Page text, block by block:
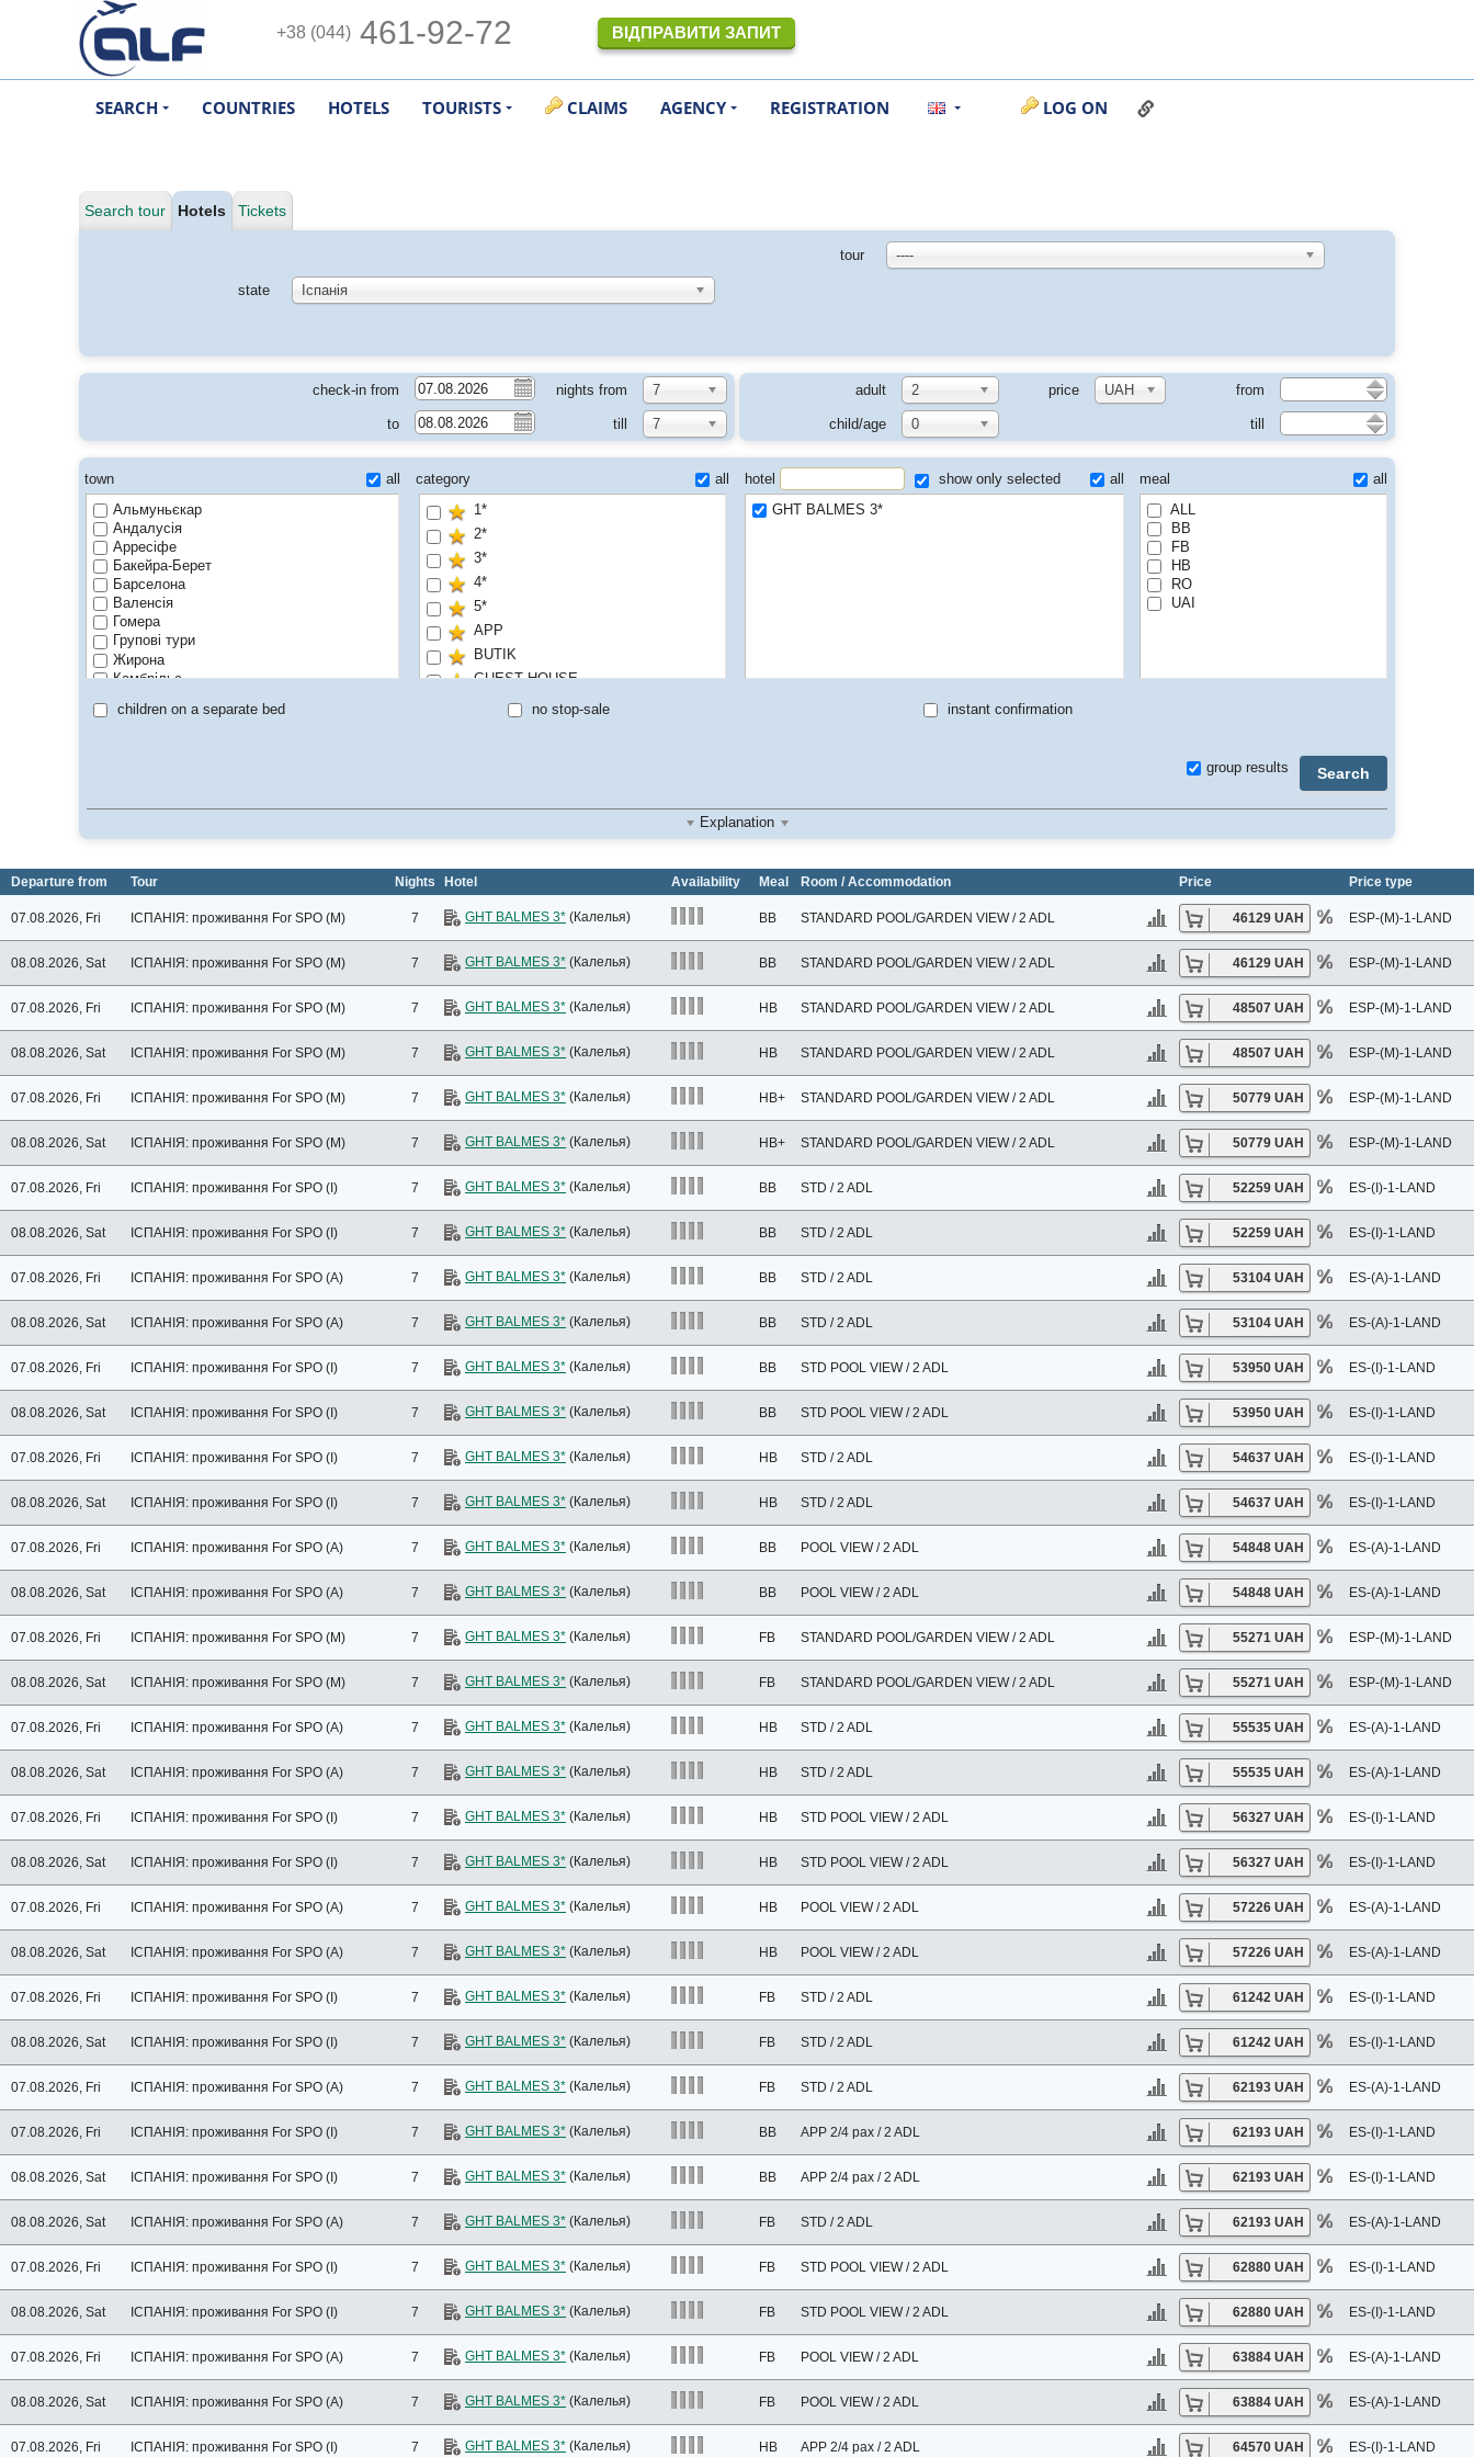
+38 (044) 461-92-72 ВІДПРАВИТИ ЗАПИТ
SEARCH COUNTRIES HOTELS TOURISTS CLAIMS AGENCY REGISTRATION LOG ON
Search tour Hotels Tickets
state Іспанія
tour ----
check-in from nights from 7
to till 7
adult 2 price UAH from
child/age 0 till
town
all
Альмуньєкар
Андалусія
Арресіфе
Бакейра-Берет
Барселона
Валенсія
Гомера
Групові тури
Жирона
Камбрільс
Коста Брава
Мадрид
о. Гран-Канарія
о. Ібіца
о. Майорка
о. Тенеріфе
о. Фуертевентура
category
all
1*
2*
3*
4*
5*
APP
BUTIK
GUEST HOUSE
HOSTEL
Waterslides
Youth
hotel show only selected
all
GHT BALMES 3*
meal
all
ALL
BB
FB
HB
RO
UAI
children on a separate bed no stop-sale instant confirmation
Search
group results
Explanation
Departure from Tour Nights Hotel Availability Meal Room / Accommodation Price Price type
07.08.2026, Fri ІСПАНІЯ: проживання For SPO (M) 7 GHT BALMES 3* (Калелья) BB STANDARD POOL/GARDEN VIEW / 2 ADL 46129 UAH ESP-(M)-1-LAND
08.08.2026, Sat ІСПАНІЯ: проживання For SPO (M) 7 GHT BALMES 3* (Калелья) BB STANDARD POOL/GARDEN VIEW / 2 ADL 46129 UAH ESP-(M)-1-LAND
07.08.2026, Fri ІСПАНІЯ: проживання For SPO (M) 7 GHT BALMES 3* (Калелья) HB STANDARD POOL/GARDEN VIEW / 2 ADL 48507 UAH ESP-(M)-1-LAND
08.08.2026, Sat ІСПАНІЯ: проживання For SPO (M) 7 GHT BALMES 3* (Калелья) HB STANDARD POOL/GARDEN VIEW / 2 ADL 48507 UAH ESP-(M)-1-LAND
07.08.2026, Fri ІСПАНІЯ: проживання For SPO (M) 7 GHT BALMES 3* (Калелья) HB+ STANDARD POOL/GARDEN VIEW / 2 ADL 50779 UAH ESP-(M)-1-LAND
08.08.2026, Sat ІСПАНІЯ: проживання For SPO (M) 7 GHT BALMES 3* (Калелья) HB+ STANDARD POOL/GARDEN VIEW / 2 ADL 50779 UAH ESP-(M)-1-LAND
07.08.2026, Fri ІСПАНІЯ: проживання For SPO (I) 7 GHT BALMES 3* (Калелья) BB STD / 2 ADL 52259 UAH ES-(I)-1-LAND
08.08.2026, Sat ІСПАНІЯ: проживання For SPO (I) 7 GHT BALMES 3* (Калелья) BB STD / 2 ADL 52259 UAH ES-(I)-1-LAND
07.08.2026, Fri ІСПАНІЯ: проживання For SPO (A) 7 GHT BALMES 3* (Калелья) BB STD / 2 ADL 53104 UAH ES-(A)-1-LAND
08.08.2026, Sat ІСПАНІЯ: проживання For SPO (A) 7 GHT BALMES 3* (Калелья) BB STD / 2 ADL 53104 UAH ES-(A)-1-LAND
07.08.2026, Fri ІСПАНІЯ: проживання For SPO (I) 7 GHT BALMES 3* (Калелья) BB STD POOL VIEW / 2 ADL 53950 UAH ES-(I)-1-LAND
08.08.2026, Sat ІСПАНІЯ: проживання For SPO (I) 7 GHT BALMES 3* (Калелья) BB STD POOL VIEW / 2 ADL 53950 UAH ES-(I)-1-LAND
07.08.2026, Fri ІСПАНІЯ: проживання For SPO (I) 7 GHT BALMES 3* (Калелья) HB STD / 2 ADL 54637 UAH ES-(I)-1-LAND
08.08.2026, Sat ІСПАНІЯ: проживання For SPO (I) 7 GHT BALMES 3* (Калелья) HB STD / 2 ADL 54637 UAH ES-(I)-1-LAND
07.08.2026, Fri ІСПАНІЯ: проживання For SPO (A) 7 GHT BALMES 3* (Калелья) BB POOL VIEW / 2 ADL 54848 UAH ES-(A)-1-LAND
08.08.2026, Sat ІСПАНІЯ: проживання For SPO (A) 7 GHT BALMES 3* (Калелья) BB POOL VIEW / 2 ADL 54848 UAH ES-(A)-1-LAND
07.08.2026, Fri ІСПАНІЯ: проживання For SPO (M) 7 GHT BALMES 3* (Калелья) FB STANDARD POOL/GARDEN VIEW / 2 ADL 55271 UAH ESP-(M)-1-LAND
08.08.2026, Sat ІСПАНІЯ: проживання For SPO (M) 7 GHT BALMES 3* (Калелья) FB STANDARD POOL/GARDEN VIEW / 2 ADL 55271 UAH ESP-(M)-1-LAND
07.08.2026, Fri ІСПАНІЯ: проживання For SPO (A) 7 GHT BALMES 3* (Калелья) HB STD / 2 ADL 55535 UAH ES-(A)-1-LAND
08.08.2026, Sat ІСПАНІЯ: проживання For SPO (A) 7 GHT BALMES 3* (Калелья) HB STD / 2 ADL 55535 UAH ES-(A)-1-LAND
07.08.2026, Fri ІСПАНІЯ: проживання For SPO (I) 7 GHT BALMES 3* (Калелья) HB STD POOL VIEW / 2 ADL 56327 UAH ES-(I)-1-LAND
08.08.2026, Sat ІСПАНІЯ: проживання For SPO (I) 7 GHT BALMES 3* (Калелья) HB STD POOL VIEW / 2 ADL 56327 UAH ES-(I)-1-LAND
07.08.2026, Fri ІСПАНІЯ: проживання For SPO (A) 7 GHT BALMES 3* (Калелья) HB POOL VIEW / 2 ADL 57226 UAH ES-(A)-1-LAND
08.08.2026, Sat ІСПАНІЯ: проживання For SPO (A) 7 GHT BALMES 3* (Калелья) HB POOL VIEW / 2 ADL 57226 UAH ES-(A)-1-LAND
07.08.2026, Fri ІСПАНІЯ: проживання For SPO (I) 7 GHT BALMES 3* (Калелья) FB STD / 2 ADL 61242 UAH ES-(I)-1-LAND
08.08.2026, Sat ІСПАНІЯ: проживання For SPO (I) 7 GHT BALMES 3* (Калелья) FB STD / 2 ADL 61242 UAH ES-(I)-1-LAND
07.08.2026, Fri ІСПАНІЯ: проживання For SPO (A) 7 GHT BALMES 3* (Калелья) FB STD / 2 ADL 62193 UAH ES-(A)-1-LAND
07.08.2026, Fri ІСПАНІЯ: проживання For SPO (I) 7 GHT BALMES 3* (Калелья) BB APP 2/4 pax / 2 ADL 62193 UAH ES-(I)-1-LAND
08.08.2026, Sat ІСПАНІЯ: проживання For SPO (I) 7 GHT BALMES 3* (Калелья) BB APP 2/4 pax / 2 ADL 62193 UAH ES-(I)-1-LAND
08.08.2026, Sat ІСПАНІЯ: проживання For SPO (A) 7 GHT BALMES 3* (Калелья) FB STD / 2 ADL 62193 UAH ES-(A)-1-LAND
07.08.2026, Fri ІСПАНІЯ: проживання For SPO (I) 7 GHT BALMES 3* (Калелья) FB STD POOL VIEW / 2 ADL 62880 UAH ES-(I)-1-LAND
08.08.2026, Sat ІСПАНІЯ: проживання For SPO (I) 7 GHT BALMES 3* (Калелья) FB STD POOL VIEW / 2 ADL 62880 UAH ES-(I)-1-LAND
07.08.2026, Fri ІСПАНІЯ: проживання For SPO (A) 7 GHT BALMES 3* (Калелья) FB POOL VIEW / 2 ADL 63884 UAH ES-(A)-1-LAND
08.08.2026, Sat ІСПАНІЯ: проживання For SPO (A) 7 GHT BALMES 3* (Калелья) FB POOL VIEW / 2 ADL 63884 UAH ES-(A)-1-LAND
07.08.2026, Fri ІСПАНІЯ: проживання For SPO (I) 7 GHT BALMES 3* (Калелья) HB APP 2/4 pax / 2 ADL 64570 UAH ES-(I)-1-LAND